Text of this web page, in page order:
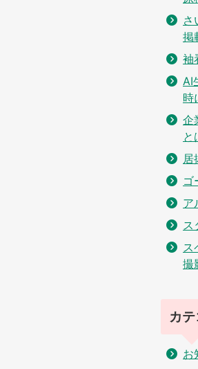
さ
掲
袖
AI
時
企
と
居
ゴ
ア
ス
ス
撮
カ
お